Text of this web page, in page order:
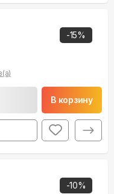
-15%
В корзину
-10%